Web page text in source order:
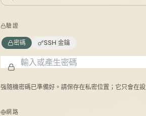
驗證
密碼 SSH 金鑰
強隨機密碼已準備好。請保存在私密位置；它只會在
網路